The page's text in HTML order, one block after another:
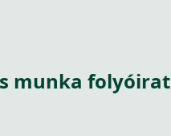
munka folyóirat